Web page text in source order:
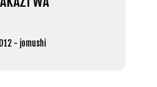
- jomushi